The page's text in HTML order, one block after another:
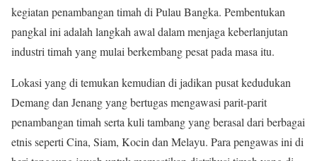
kegiatan penambangan timah di Pulau Bangka. Pembentukan
pangkal ini adalah langkah awal dalam menjaga keberlanjutan
industri timah yang mulai berkembang pesat pada masa itu.
Lokasi yang di temukan kemudian di jadikan pusat kedudukan
Demang dan Jenang yang bertugas mengawasi parit-parit
penambangan timah serta kuli tambang yang berasal dari berbagai
etnis seperti Cina, Siam, Kocin dan Melayu. Para pengawas ini di